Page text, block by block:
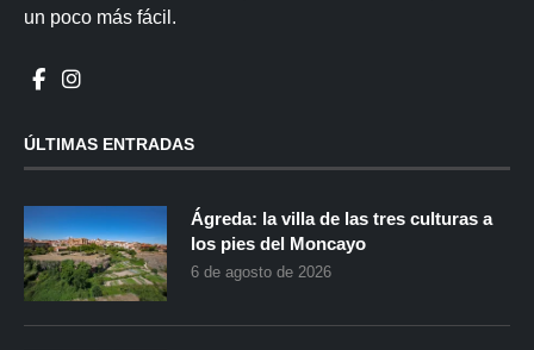
un poco más fácil.
ÚLTIMAS ENTRADAS
Ágreda: la villa de las tres culturas a
los pies del Moncayo
6 de agosto de 2026